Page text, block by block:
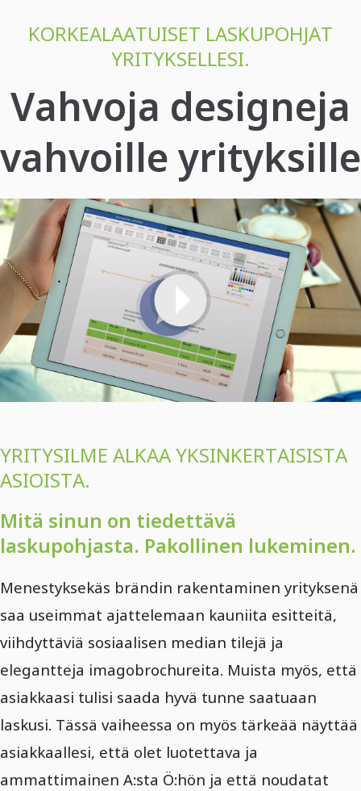
KORKEALAATUISET LASKUPOHJAT
YRITYKSELLESI.
Vahvoja designeja
vahvoille yrityksille
YRITYSILME ALKAA YKSINKERTAISISTA
ASIOISTA.
Mitä sinun on tiedettävä
laskupohjasta. Pakollinen lukeminen.
Menestyksekäs brändin rakentaminen yrityksenä
saa useimmat ajattelemaan kauniita esitteitä,
viihdyttäviä sosiaalisen median tilejä ja
elegantteja imagobrochureita. Muista myös, että
asiakkaasi tulisi saada hyvä tunne saatuaan
laskusi. Tässä vaiheessa on myös tärkeää näyttää
asiakkaallesi, että olet luotettava ja
ammattimainen A:sta Ö:hön ja että noudatat